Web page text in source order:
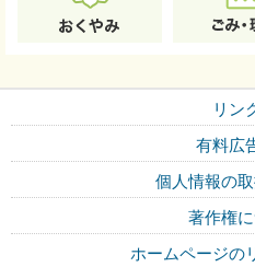
リン
有料広
個人情報の
著作権
ホームページの